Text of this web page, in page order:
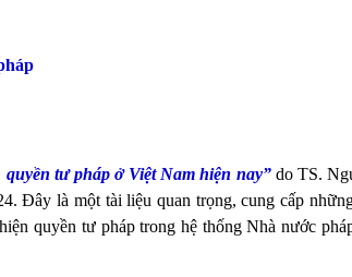
tư pháp ở Việt Nam hiện nay”do TS.
Đây là một tài liệu quan trọng, cung cấp
quyền tư pháp trong hệ thống Nhà nước